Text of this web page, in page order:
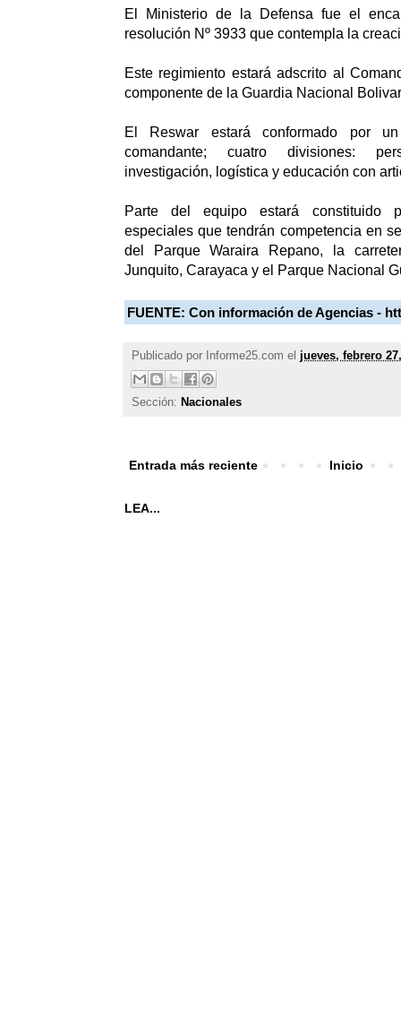
El Ministerio de la Defensa fue el
resolución Nº 3933 que contempla la
Este regimiento estará adscrito al
componente de la Guardia Nacional
El Reswar estará conformado por
comandante; cuatro divisiones:
investigación, logística y educación con
Parte del equipo estará constituido
especiales que tendrán competencia en
del Parque Waraira Repano, la
Junquito, Carayaca y el Parque Nacional
FUENTE: Con información de Agencias -
Publicado por Informe25.com el jueves, febrero
Sección: Nacionales
Entrada más reciente Inicio
LEA...